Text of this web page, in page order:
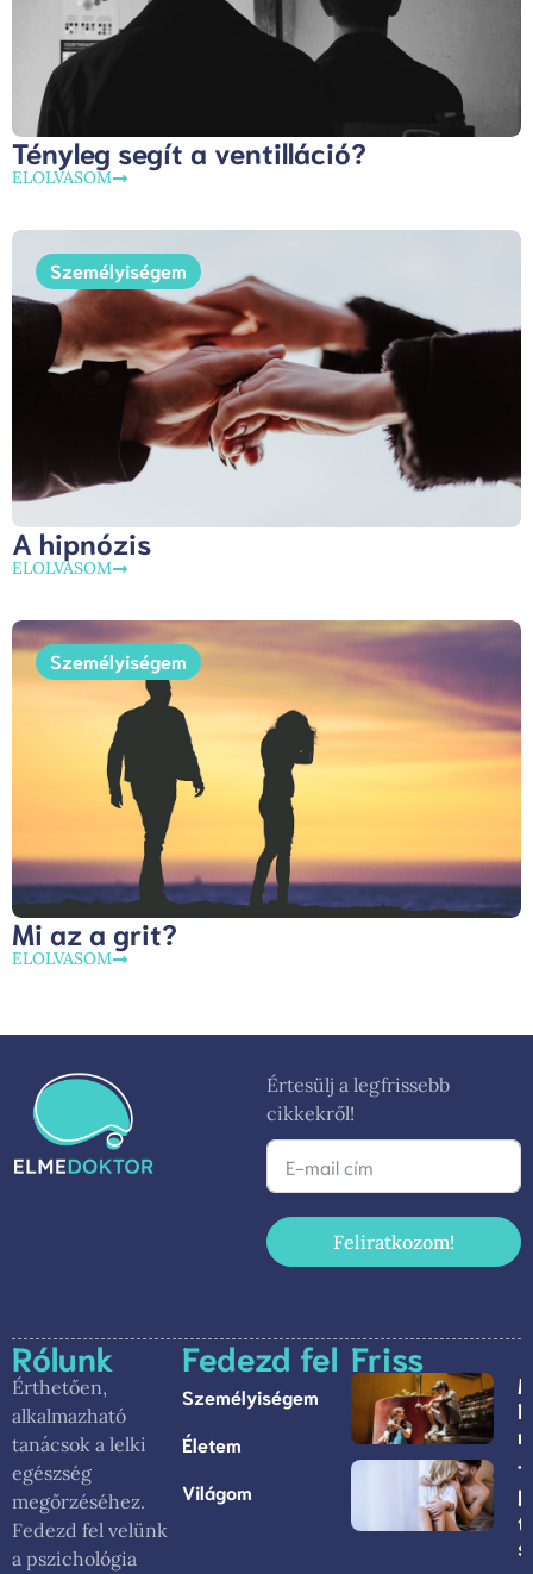
Tényleg segít a ventilláció?
ELOLVASOM
Személyiségem
A hipnózis
ELOLVASOM
Személyiségem
Mi az a grit?
ELOLVASOM
Értesülj a legfrissebb
cikkekről!
Feliratkozom!
Rólunk
Érthetően,
alkalmazható
tanácsok a lelki
egészség
megőrzéséhez.
Fedezd fel velünk
a pszichológia
Fedezd fel
Személyiségem
Életem
Világom
Friss